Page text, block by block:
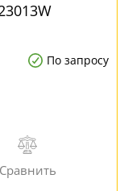
По запросу